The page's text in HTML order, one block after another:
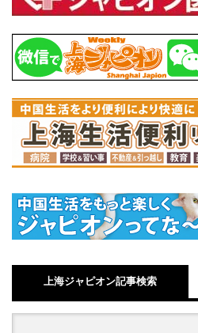
上海ジャピオン記事検索